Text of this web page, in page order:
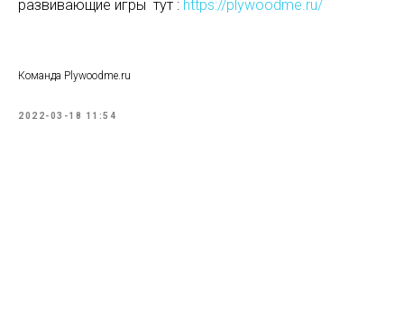
развивающие игры тут : https://plywoodme.ru/
Команда Plywoodme.ru
2022-03-18 11:54